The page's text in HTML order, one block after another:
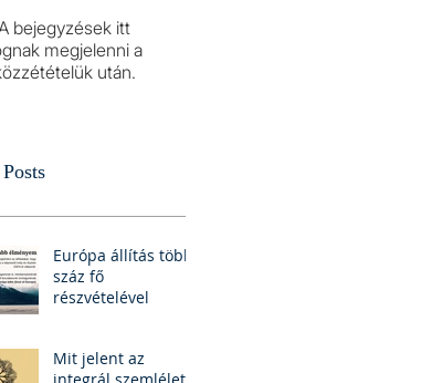
bejegyzések itt
megjelenni a
után.
Európa állítás több
száz fő
részvételével
Mit jelent az